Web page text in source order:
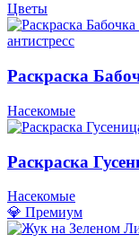
Цветы
Раскраска
Насекомые
Раскраска
Насекомые
💎 Премиум